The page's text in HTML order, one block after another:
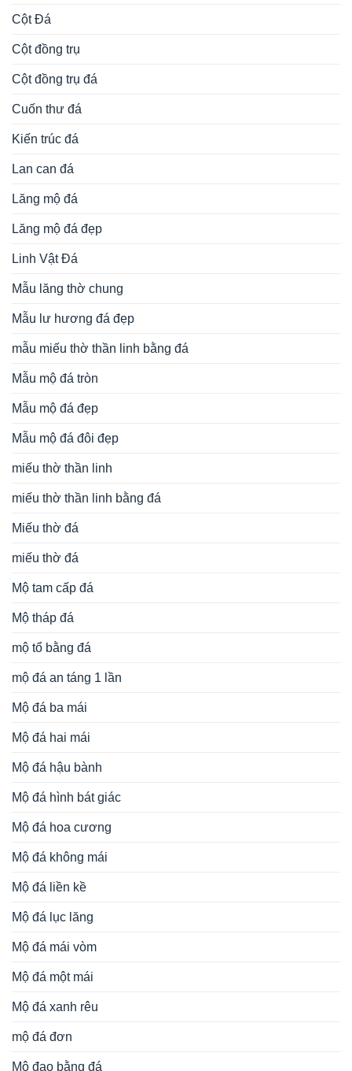
Lăng mộ đá
Lăng mộ đá đẹp
Linh Vật Đá
Mẫu lăng thờ chung
Mẫu lư hương đá đẹp
mẫu miếu thờ thần linh bằng đá
Mẫu mộ đá tròn
Mẫu mộ đá đẹp
Mẫu mộ đá đôi đẹp
miếu thờ thần linh
miếu thờ thần linh bằng đá
Miếu thờ đá
miếu thờ đá
Mộ tam cấp đá
Mộ tháp đá
mộ tổ bằng đá
mộ đá an táng 1 lần
Mộ đá ba mái
Mộ đá hai mái
Mộ đá hậu bành
Mộ đá hình bát giác
Mộ đá hoa cương
Mộ đá không mái
Mộ đá liền kề
Mộ đá lục lăng
Mộ đá mái vòm
Mộ đá một mái
Mộ đá xanh rêu
mộ đá đơn
Mộ đạo bằng đá
Nghê đá
Ngựa đá
Phong thủy
Rồng đá
Rùa đội bia đá
Sân vườn tiểu cảnh